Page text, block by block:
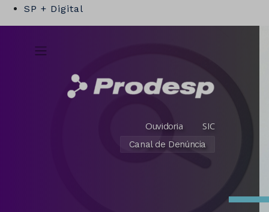
SP + Digital
Ouvidoria SIC
Canal de Denúncia